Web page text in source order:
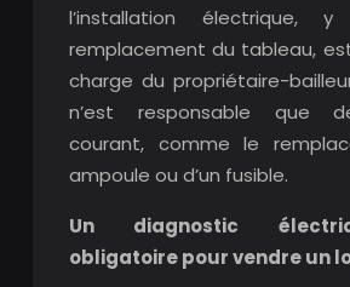
l’installation électrique,
remplacement du tableau,
charge du propriétaire-
n’est responsable que
courant, comme le
ampoule ou d’un fusible.
Un diagnostic
obligatoire pour vendre un